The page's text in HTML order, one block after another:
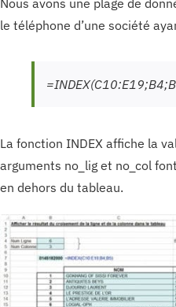
Nous avons une plage de
le téléphone d’une société
La fonction INDEX affiche la
arguments no_lig et no_col
en dehors du tableau.